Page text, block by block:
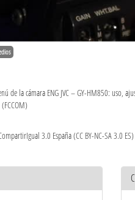
de la cámara ENG JVC – GY-HM850: uso,
3.0 España (CC BY-NC-SA 3.0 ES)